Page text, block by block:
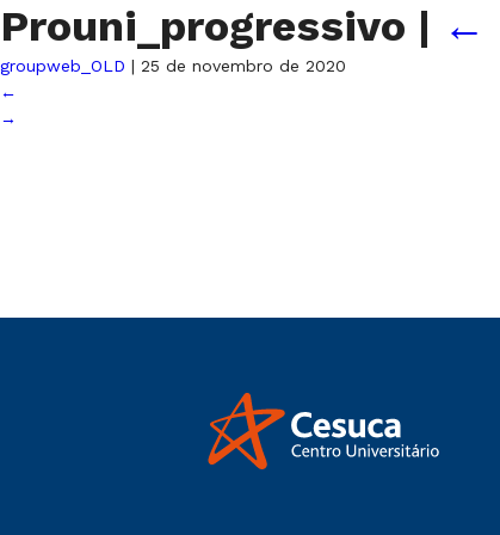
Prouni_progressivo | ←
groupweb_OLD | 25 de novembro de 2020
←
→